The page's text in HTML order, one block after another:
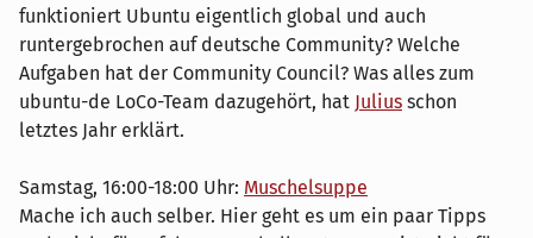
funktioniert Ubuntu eigentlich global und auch
runtergebrochen auf deutsche Community? Welche
Aufgaben hat der Community Council? Was alles zum
ubuntu-de LoCo-Team dazugehört, hat Julius schon
letztes Jahr erklärt.
Samstag, 16:00-18:00 Uhr: Muschelsuppe
Mache ich auch selber. Hier geht es um ein paar Tipps